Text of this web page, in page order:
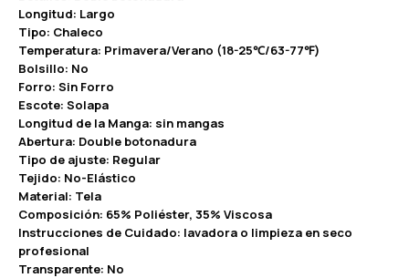
Longitud: Largo
Tipo: Chaleco
Temperatura: Primavera/Verano (18-25℃/63-77℉)
Bolsillo: No
Forro: Sin Forro
Escote: Solapa
Longitud de la Manga: sin mangas
Abertura: Double botonadura
Tipo de ajuste: Regular
Tejido: No-Elástico
Material: Tela
Composición: 65% Poliéster, 35% Viscosa
Instrucciones de Cuidado: lavadora o limpieza en seco
profesional
Transparente: No